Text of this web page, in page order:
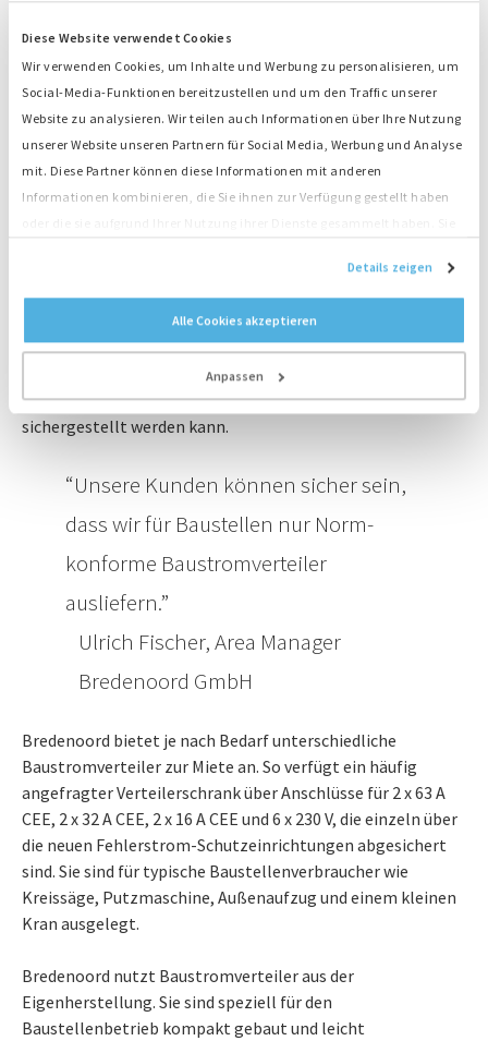
Diese Website verwendet Cookies
Wir verwenden Cookies, um Inhalte und Werbung zu personalisieren, um
Social-Media-Funktionen bereitzustellen und um den Traffic unserer
Website zu analysieren. Wir teilen auch Informationen über Ihre Nutzung
unserer Website unseren Partnern für Social Media, Werbung und Analyse
mit. Diese Partner können diese Informationen mit anderen
Informationen kombinieren, die Sie ihnen zur Verfügung gestellt haben
Details zeigen
Alle Cookies akzeptieren
Anpassen
Bredenoord liefert Norm-konforme Baustromverteiler
aus
Bei der Begehung durch Sicherheitskoordinatoren (SiGeKo)
ist die Einhaltung der neuen Norm ein wichtiges Thema.
Baustellen, die über den 18.05.2021 hinaus betrieben
werden und auf denen Änderungen, Erweiterungen oder
Reparaturen vorgenommen werden, müssen auf Norm-
Mit dem näher rückenden Ende der Übergangsfrist kommt
es vermehrt zu Lieferproblemen der Fehlerstrom-
Schutzeinrichtungen vom Typ "B". Deshalb hat Bredenoord
bereits frühzeitig auf Norm-konforme Baustromverteiler
umgestellt, damit eine Verfügbarkeit zu jeder Zeit
sichergestellt werden kann.
Unsere Kunden können sicher sein,
dass wir für Baustellen nur Norm-
konforme Baustromverteiler
ausliefern.
Ulrich Fischer, Area Manager
Bredenoord GmbH
Bredenoord bietet je nach Bedarf unterschiedliche
Baustromverteiler zur Miete an. So verfügt ein häufig
angefragter Verteilerschrank über Anschlüsse für 2 x 63 A
CEE, 2 x 32 A CEE, 2 x 16 A CEE und 6 x 230 V, die einzeln über
die neuen Fehlerstrom-Schutzeinrichtungen abgesichert
sind. Sie sind für typische Baustellenverbraucher wie
Kreissäge, Putzmaschine, Außenaufzug und einem kleinen
Kran ausgelegt.
Bredenoord nutzt Baustromverteiler aus der
Eigenherstellung. Sie sind speziell für den
Baustellenbetrieb kompakt gebaut und leicht